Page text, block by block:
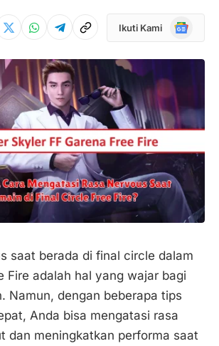
Ikuti Kami
Google
saat berada di final circle dalam
Fire adalah hal yang wajar bagi
Namun, dengan beberapa tips
Anda bisa mengatasi rasa
dan meningkatkan performa saat